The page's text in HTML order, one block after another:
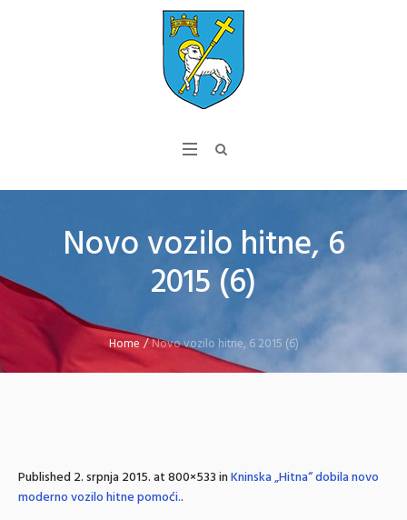
Novo vozilo hitne, 6
2015 (6)
Home /Novo vozilo hitne, 6 2015 (6)
Published2. srpnja 2015.at 800×533 inKninska „Hitna“ dobila novo
moderno vozilo hitne pomoći..